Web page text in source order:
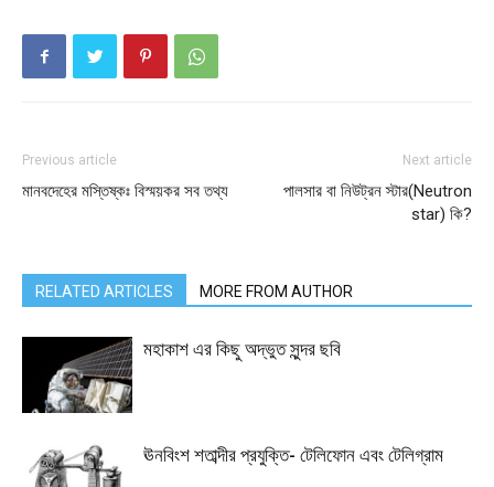
Previous article
মানবদেহের মস্তিষ্কঃ বিস্ময়কর সব তথ্য
Next article
পালসার বা নিউট্রন স্টার(Neutron
star) কি?
RELATED ARTICLES MORE FROM AUTHOR
মহাকাশ এর কিছু অদ্ভুত সুন্দর ছবি
ঊনবিংশ শতাব্দীর প্রযুক্তি- টেলিফোন এবং টেলিগ্রাম